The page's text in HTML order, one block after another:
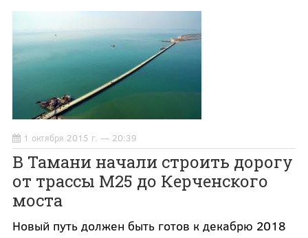
1 октября 2015 г. — 20:39
В Тамани начали строить дорогу
от трассы М25 до Керченского
моста
Новый путь должен быть готов к декабрю 2018